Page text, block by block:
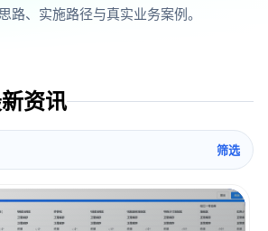
路、实施路径与真实业务案例。
资讯
筛选